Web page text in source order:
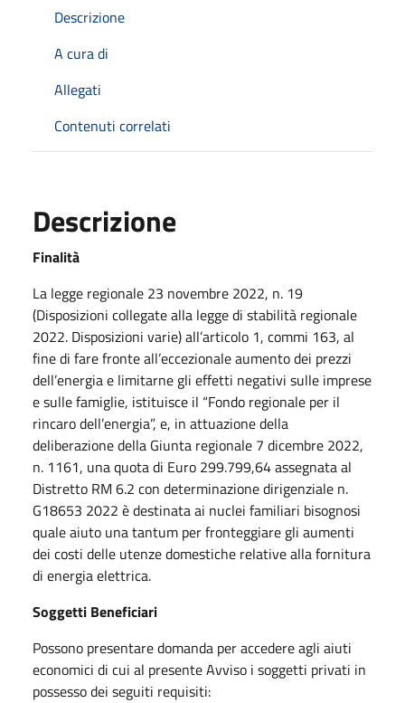
Descrizione
A cura di
Allegati
Contenuti correlati
Descrizione
Finalità
La legge regionale 23 novembre 2022, n. 19
(Disposizioni collegate alla legge di stabilità regionale
2022. Disposizioni varie) all’articolo 1, commi 163, al
fine di fare fronte all’eccezionale aumento dei prezzi
dell’energia e limitarne gli effetti negativi sulle imprese
e sulle famiglie, istituisce il “Fondo regionale per il
rincaro dell’energia”, e, in attuazione della
deliberazione della Giunta regionale 7 dicembre 2022,
n. 1161, una quota di Euro 299.799,64 assegnata al
Distretto RM 6.2 con determinazione dirigenziale n.
G18653 2022 è destinata ai nuclei familiari bisognosi
quale aiuto una tantum per fronteggiare gli aumenti
dei costi delle utenze domestiche relative alla fornitura
di energia elettrica.
Soggetti Beneficiari
Possono presentare domanda per accedere agli aiuti
economici di cui al presente Avviso i soggetti privati in
possesso dei seguiti requisiti: